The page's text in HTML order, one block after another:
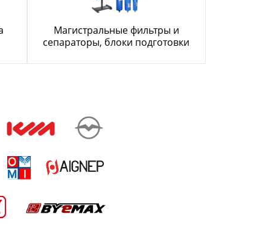
Магистральные фильтры и
сепараторы, блоки подготовки